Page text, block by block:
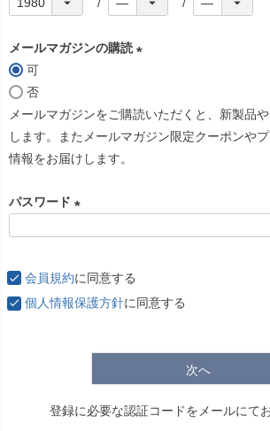
メールマガジンの購読
須
)
可
否
メールマガジンをご購読いただくと、新製品
します。またメールマガジン限定クーポンや
情報をお届けします。
パスワード
須
)
会員規約に同意する
個人情報保護方針に同意する
次へ
登録に必要な認証コードをメールにて